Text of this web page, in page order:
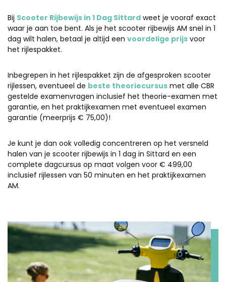
Bij Scooter Rijbewijs in 1 Dag Sittard weet je vooraf exact
waar je aan toe bent. Als je het scooter rijbewijs AM snel in 1
dag wilt halen, betaal je altijd een voordelige prijs voor
het rijlespakket.
Inbegrepen in het rijlespakket zijn de afgesproken scooter
rijlessen, eventueel de beste theoriecursus met alle CBR
gestelde examenvragen inclusief het theorie-examen met
garantie, en het praktijkexamen met eventueel examen
garantie (meerprijs € 75,00)!
Je kunt je dan ook volledig concentreren op het versneld
halen van je scooter rijbewijs in 1 dag in Sittard en een
complete dagcursus op maat volgen voor € 499,00
inclusief rijlessen van 50 minuten en het praktijkexamen
AM.